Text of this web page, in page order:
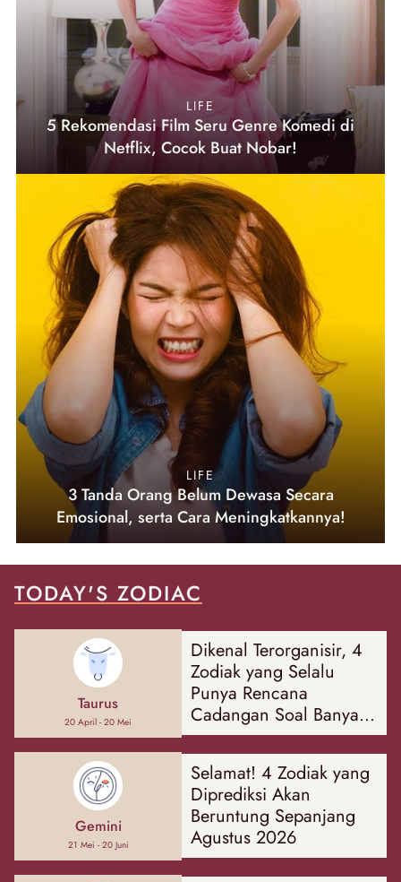
LIFE
5 Rekomendasi Film Seru Genre Komedi di
Netflix, Cocok Buat Nobar!
LIFE
3 Tanda Orang Belum Dewasa Secara
Emosional, serta Cara Meningkatkannya!
TODAY'S ZODIAC
Taurus
20 April - 20 Mei
Dikenal Terorganisir, 4
Zodiak yang Selalu
Punya Rencana
Cadangan Soal Banyak
Hal
Gemini
21 Mei - 20 Juni
Selamat! 4 Zodiak yang
Diprediksi Akan
Beruntung Sepanjang
Agustus 2026